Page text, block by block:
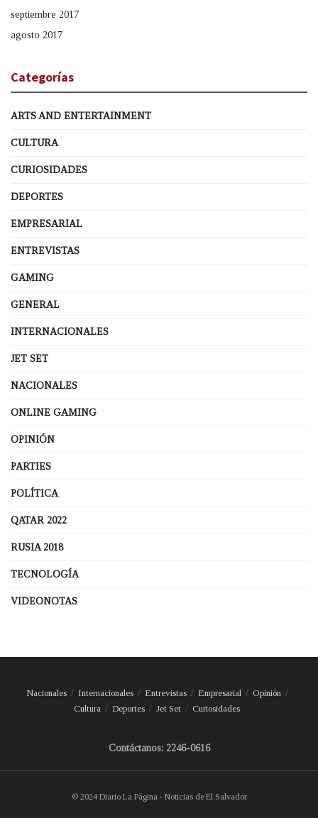
septiembre 2017
agosto 2017
Categorías
ARTS AND ENTERTAINMENT
CULTURA
CURIOSIDADES
DEPORTES
EMPRESARIAL
ENTREVISTAS
GAMING
GENERAL
INTERNACIONALES
JET SET
NACIONALES
ONLINE GAMING
OPINIÓN
PARTIES
POLÍTICA
QATAR 2022
RUSIA 2018
TECNOLOGÍA
VIDEONOTAS
Nacionales Internacionales Entrevistas Empresarial
Opinión
Cultura
Deportes Jet Set Curiosidades
Contáctanos: 2246-0616
© 2024 Diario La Página - Noticias de El Salvador